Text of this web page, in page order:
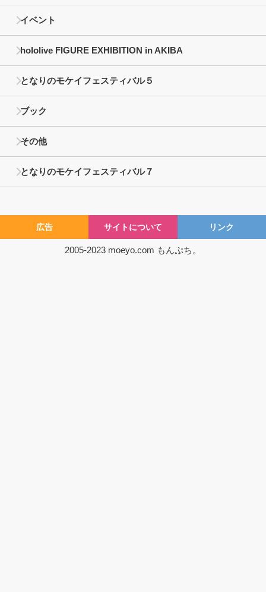
イベント
hololive FIGURE EXHIBITION in AKIBA
となりのモケイフェスティバル５
ブック
その他
となりのモケイフェスティバル７
広告 サイトについて リンク
2005-2023 moeyo.com もんぷち。